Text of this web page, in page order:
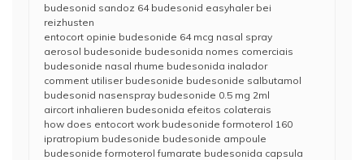
budesonid sandoz 64 budesonid easyhaler bei
reizhusten
entocort opinie budesonide 64 mcg nasal spray
aerosol budesonide budesonida nomes comerciais
budesonide nasal rhume budesonida inalador
comment utiliser budesonide budesonide salbutamol
budesonid nasenspray budesonide 0.5 mg 2ml
aircort inhalieren budesonida efeitos colaterais
how does entocort work budesonide formoterol 160
ipratropium budesonide budesonide ampoule
budesonide formoterol fumarate budesonida capsula